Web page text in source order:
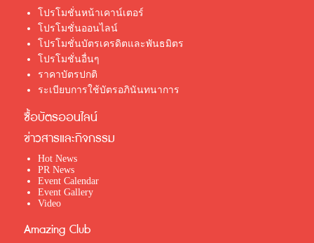
โปรโมชั่นหน้าเคาน์เตอร์
โปรโมชั่นออนไลน์
โปรโมชั่นบัตรเครดิตและพันธมิตร
โปรโมชั่นอื่นๆ
ราคาบัตรปกติ
ระเบียบการใช้บัตรอภินันทนาการ
ซื้อบัตรออนไลน์
ข่าวสารและกิจกรรม
Hot News
PR News
Event Calendar
Event Gallery
Video
Amazing Club